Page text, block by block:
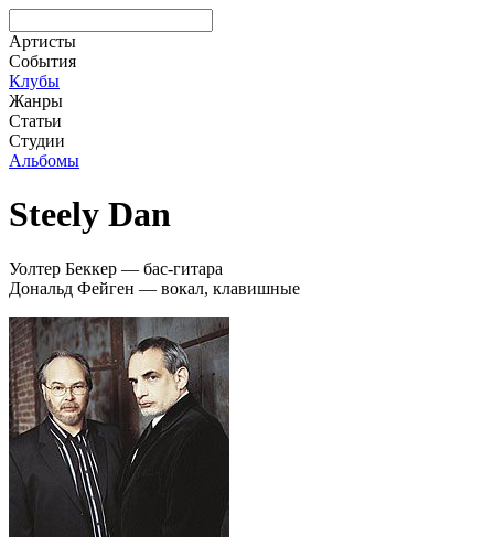
Артисты
События
Клубы
Жанры
Статьи
Студии
Альбомы
Steely Dan
Уолтер Беккер — бас-гитара
Дональд Фейген — вокал, клавишные